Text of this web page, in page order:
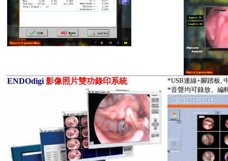
ENDOdigi影像照片雙功錄印系統 *USB連線+腳踏板,
*音聲均可錄放、編